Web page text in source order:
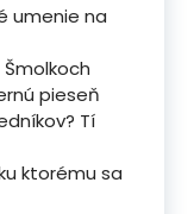
umenie na
pieseň
Tí
ktorému sa